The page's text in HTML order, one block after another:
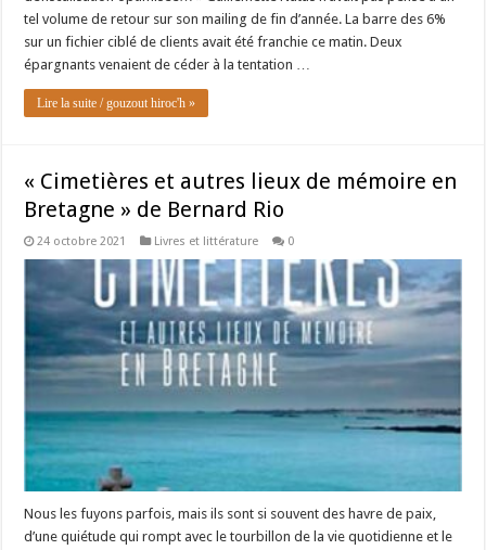
tel volume de retour sur son mailing de fin d’année. La barre des 6%
sur un fichier ciblé de clients avait été franchie ce matin. Deux
épargnants venaient de céder à la tentation …
Lire la suite / gouzout hiroc'h »
« Cimetières et autres lieux de mémoire en
Bretagne » de Bernard Rio
24 octobre 2021 Livres et littérature 0
Nous les fuyons parfois, mais ils sont si souvent des havre de paix,
d’une quiétude qui rompt avec le tourbillon de la vie quotidienne et le